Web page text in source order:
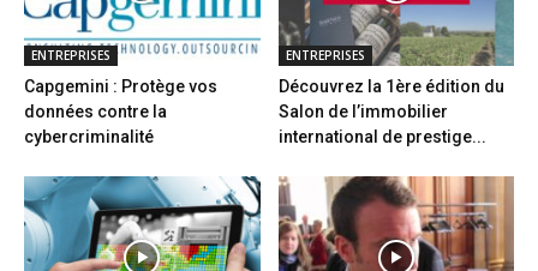
ENTREPRISES
Capgemini : Protège vos
données contre la
cybercriminalité
ENTREPRISES
Découvrez la 1ère édition du
Salon de l’immobilier
international de prestige...